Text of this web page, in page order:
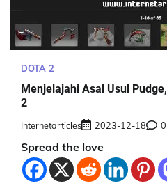
DOTA 2
Menjelajahi Asal Usul
2
Internetarticles 2023-12-18 0
Spread the love